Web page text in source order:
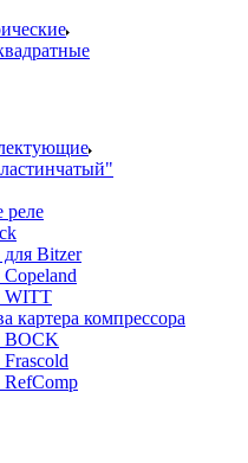
реле
для Bitzer
WITT
картера компрессора
BOCK
RefComp